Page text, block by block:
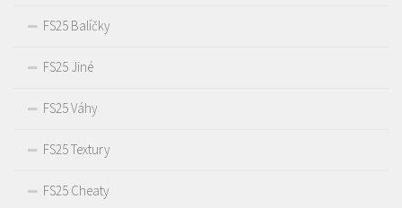
FS25 Balíčky
FS25 Jiné
FS25 Váhy
FS25 Textury
FS25 Cheaty